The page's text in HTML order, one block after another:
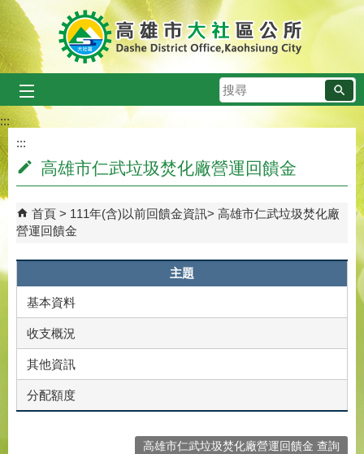
跳到主要內容區塊
搜
尋
:::
:::
高雄市仁武垃圾焚化廠營運回饋金
首頁 111年(含)以前回饋金資訊
高雄市仁武垃圾焚化廠
營運回饋金
主題
基本資料
收支概況
其他資訊
分配額度
高雄市仁武垃圾焚化廠營運回饋金 查詢